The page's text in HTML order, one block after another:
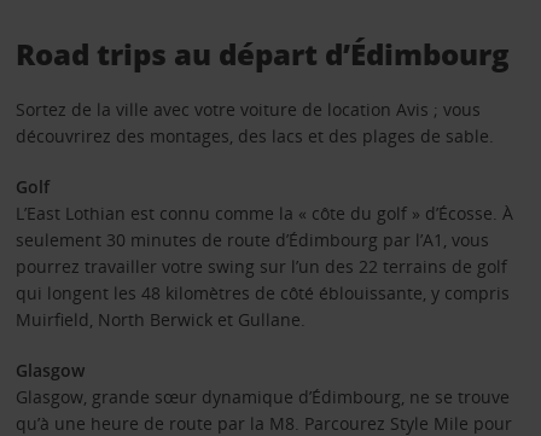
Road trips au départ d’Édimbourg
Sortez de la ville avec votre voiture de location Avis ; vous
découvrirez des montages, des lacs et des plages de sable.
Golf
L’East Lothian est connu comme la « côte du golf » d’Écosse. À
seulement 30 minutes de route d’Édimbourg par l’A1, vous
pourrez travailler votre swing sur l’un des 22 terrains de golf
qui longent les 48 kilomètres de côté éblouissante, y compris
Muirfield, North Berwick et Gullane.
Glasgow
Glasgow, grande sœur dynamique d’Édimbourg, ne se trouve
qu’à une heure de route par la M8. Parcourez Style Mile pour